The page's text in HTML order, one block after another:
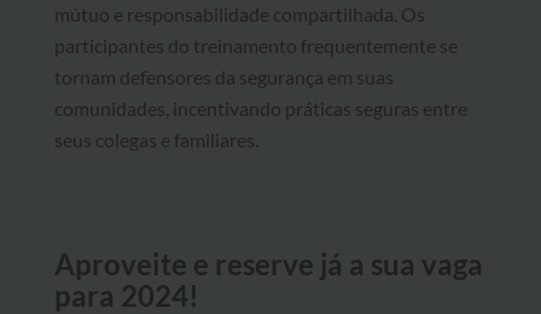
mútuo e responsabilidade compartilhada. Os
participantes do treinamento frequentemente se
tornam defensores da segurança em suas
comunidades, incentivando práticas seguras entre
seus colegas e familiares.
Aproveite e reserve já a sua vaga
para 2024!